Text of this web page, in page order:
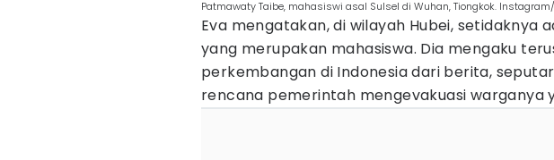
Patmawaty Taibe, mahasiswi asal Sulsel di Wuhan, Tiongkok.
Eva mengatakan, di wilayah Hubei, setidaknya
yang merupakan mahasiswa. Dia mengaku
perkembangan di Indonesia dari berita,
rencana pemerintah mengevakuasi warganya